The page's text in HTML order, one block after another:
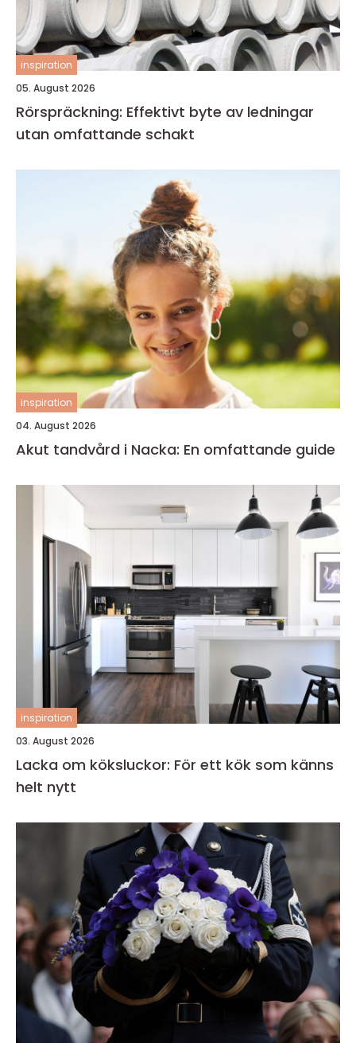
inspiration
05. August 2026
Rörspräckning: Effektivt byte av ledningar
utan omfattande schakt
inspiration
04. August 2026
Akut tandvård i Nacka: En omfattande guide
inspiration
03. August 2026
Lacka om köksluckor: För ett kök som känns
helt nytt